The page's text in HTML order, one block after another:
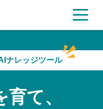
ナレッジツール
て、